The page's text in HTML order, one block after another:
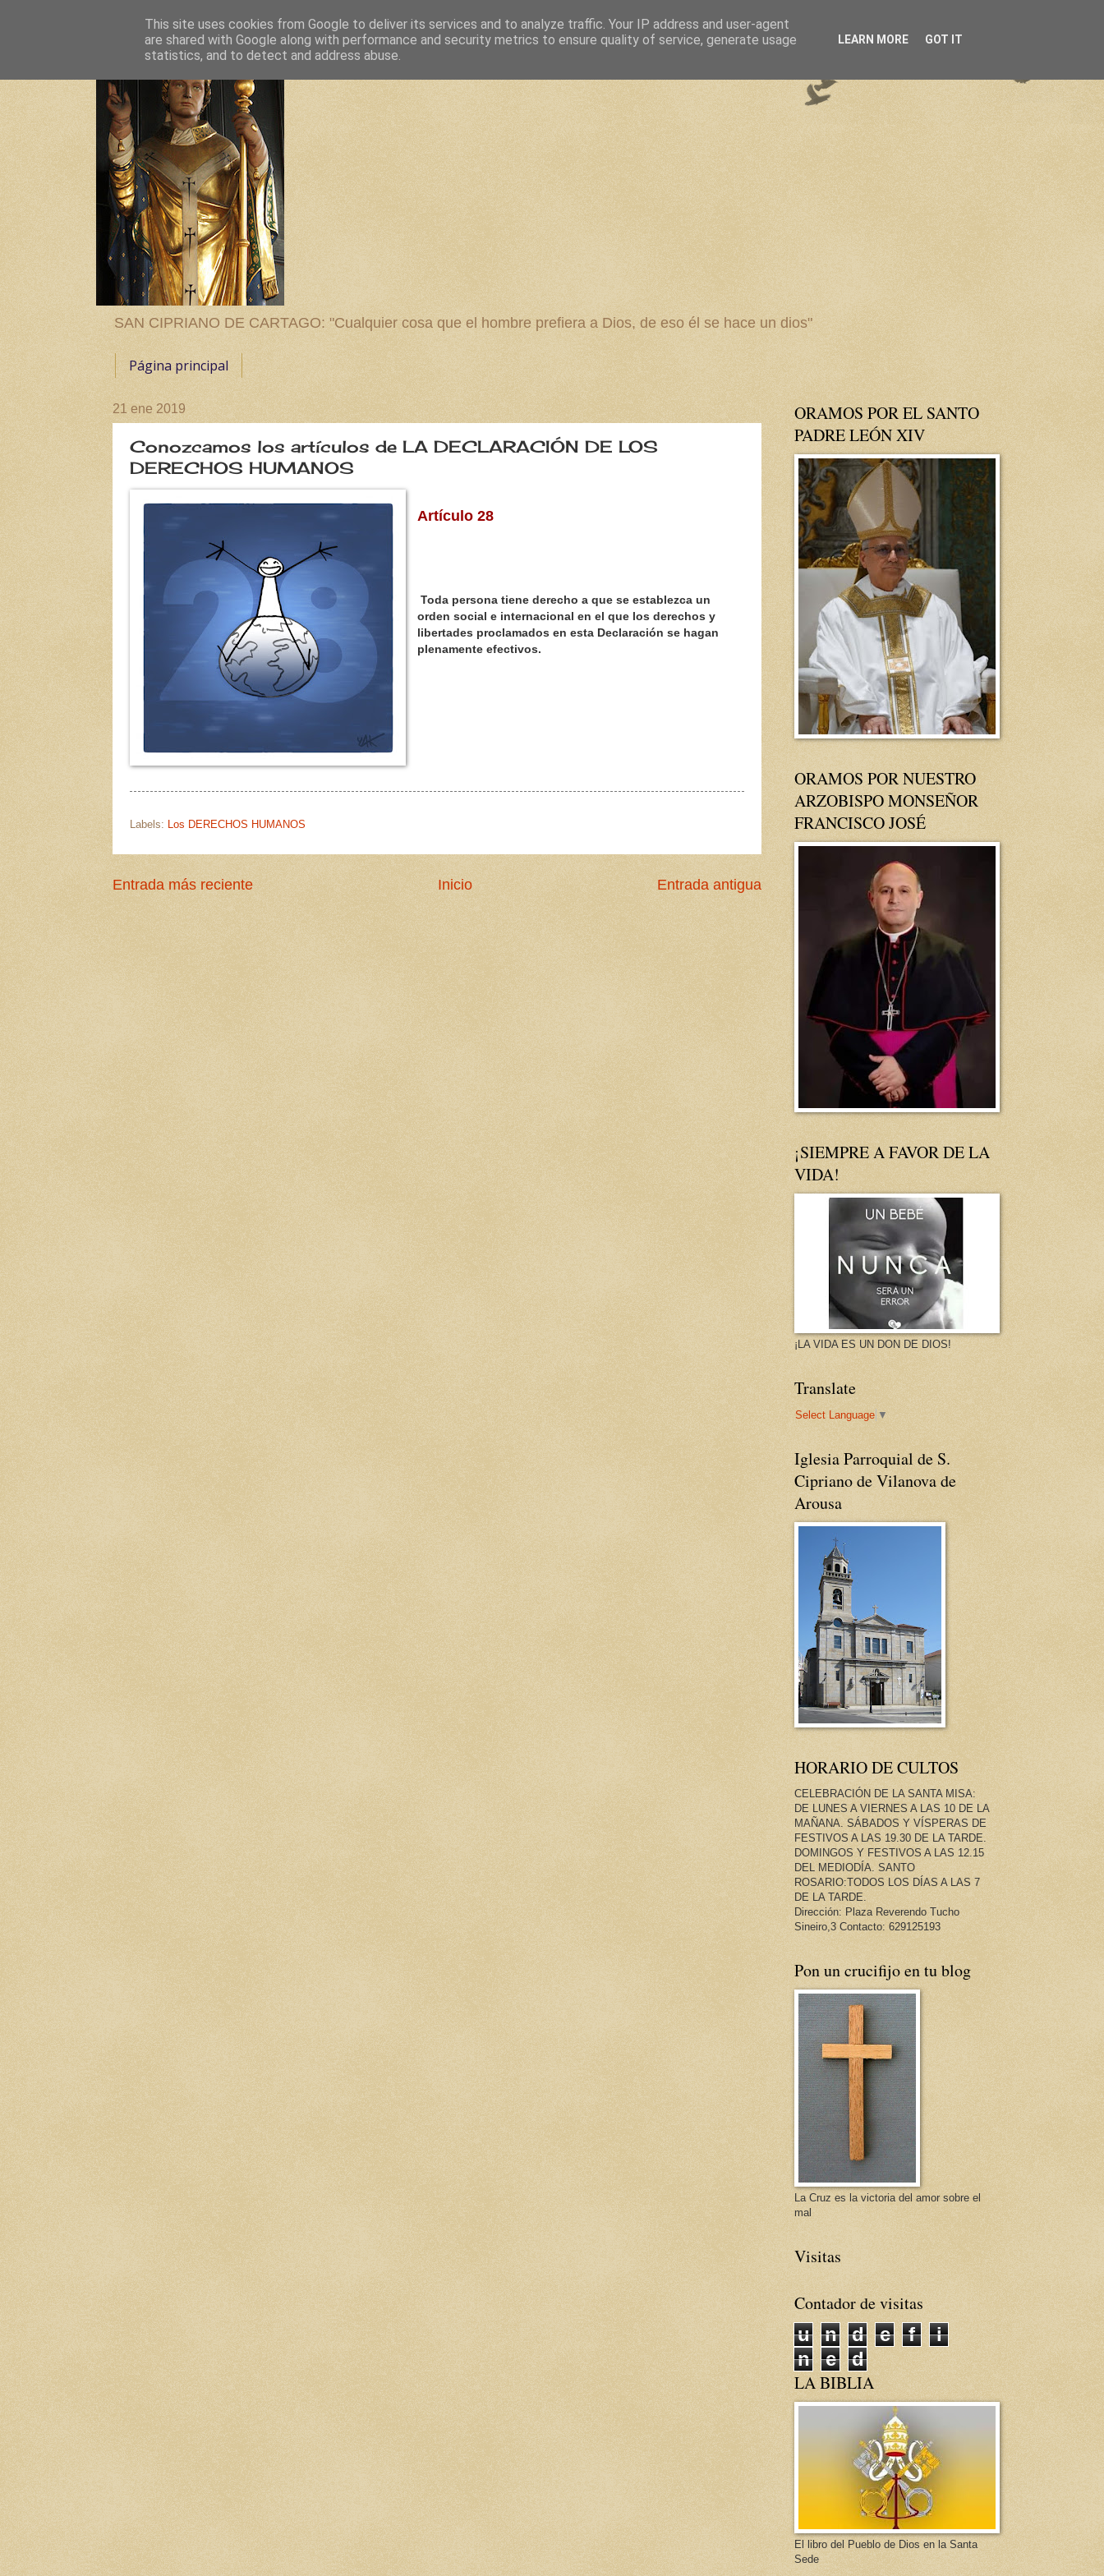
SAN CIPRIANO DE CARTAGO: "Cualquier cosa que el hombre prefiera a Dios, de eso él se hace un dios"
Página principal
21 ene 2019
Conozcamos los artículos de LA DECLARACIÓN DE LOS
DERECHOS HUMANOS
Artículo 28
Toda persona tiene derecho a que se establezca un
orden social e internacional en el que los derechos y
libertades proclamados en esta Declaración se hagan
plenamente efectivos.
Labels: Los DERECHOS HUMANOS
Entrada más reciente Entrada antigua
Inicio
ORAMOS POR EL SANTO
PADRE LEÓN XIV
ORAMOS POR NUESTRO
ARZOBISPO MONSEÑOR
FRANCISCO JOSÉ
¡SIEMPRE A FAVOR DE LA
VIDA!
¡LA VIDA ES UN DON DE DIOS!
Translate
Select Language ▼
Iglesia Parroquial de S.
Cipriano de Vilanova de
Arousa
HORARIO DE CULTOS
CELEBRACIÓN DE LA SANTA MISA:
DE LUNES A VIERNES A LAS 10 DE LA
MAÑANA. SÁBADOS Y VÍSPERAS DE
FESTIVOS A LAS 19.30 DE LA TARDE.
DOMINGOS Y FESTIVOS A LAS 12.15
DEL MEDIODÍA. SANTO
ROSARIO:TODOS LOS DÍAS A LAS 7
DE LA TARDE.
Dirección: Plaza Reverendo Tucho
Sineiro,3 Contacto: 629125193
Pon un crucifijo en tu blog
La Cruz es la victoria del amor sobre el
mal
Visitas
Contador de visitas
u
n d e f
i
n
e
d
LA BIBLIA
El libro del Pueblo de Dios en la Santa
Sede
This site uses cookies from Google to deliver its services and to analyze traffic. Your IP address and user-agent
are shared with Google along with performance and security metrics to ensure quality of service, generate usage
statistics, and to detect and address abuse.
LEARN MORE GOT IT